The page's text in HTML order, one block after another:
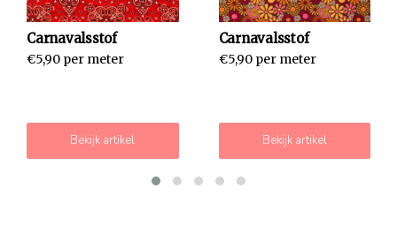
Carnavalsstof
€5,90 per meter
Bekijk artikel
Carnavalsstof
€5,90 per meter
Bekijk artikel